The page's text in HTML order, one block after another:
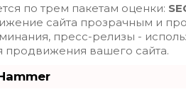
по трем пакетам оценки:
сайта прозрачным и
пресс-релизы -
продвижения вашего сайта.